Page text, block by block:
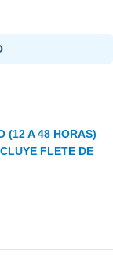
(12 A 48 HORAS)
FLETE DE